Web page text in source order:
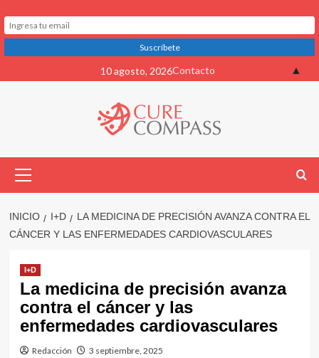
al
10 agosto, 2026Contacto
primario
INICIO I+D
LA MEDICINA DE PRECISIÓN AVANZA CONTRA EL
CÁNCER Y LAS ENFERMEDADES CARDIOVASCULARES
I+D
La medicina de precisión avanza
contra el cáncer y las
enfermedades cardiovasculares
Redacción 3 septiembre, 2025
▲